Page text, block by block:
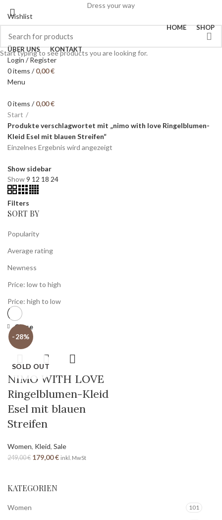
Dress your way
Wishlist
HOME SHOP
ÜBER UNS KONTAKT
Login / Register
0items / 0,00€
Menu
0items / 0,00€
KATEGORIEN
Women 101
Start
Produkte verschlagwortet mit „nimo with love Ringelblumen-
Kleid Esel mit blauen Streifen“
Einzelnes Ergebnis wird angezeigt
Show sidebar
Show9 12 18 24
Filters
SORT BY
Popularity
Average rating
Newness
Price: low to high
Price: high to low
-28%
SOLD OUT
Close
NIMO WITH LOVE
Ringelblumen-Kleid
Esel mit blauen
Streifen
Women, Kleid, Sale
249,00€ 179,00€ inkl. MwSt
Start typing to see products you are looking for.